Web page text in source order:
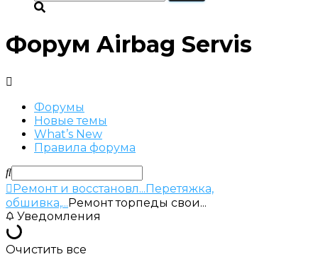
Форум Airbag Servis
Форумы
Новые темы
What’s New
Правила форума
Ремонт и восстановл...Перетяжка,
обшивка,...Ремонт торпеды свои...
Уведомления
Очистить все